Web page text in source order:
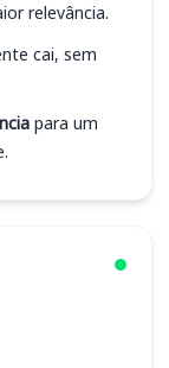
relevância.
cai, sem
para um